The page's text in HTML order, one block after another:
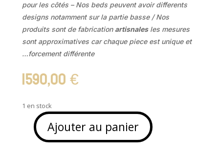
pour les côtés – Nos beds peuvent avoir differents
designs notamment sur la partie basse / Nos
produits sont de fabrication artisnalesles mesures
sont approximatives car chaque piece est unique et
…forcement différente
1590,00€
1 en stock
quantité Ajouter au panier